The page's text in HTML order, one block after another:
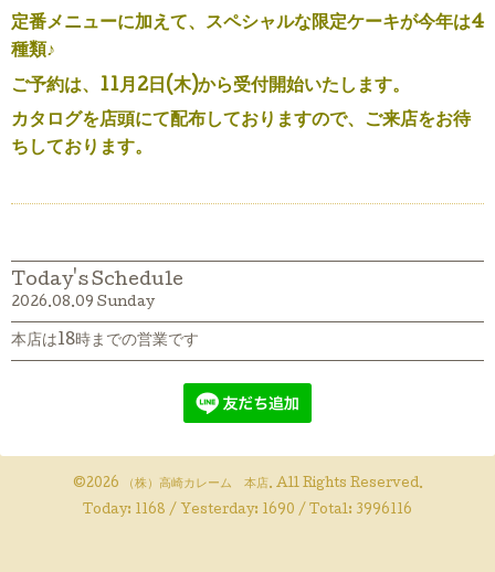
定番メニューに加えて、スペシャルな限定ケーキが今年は4
種類♪
ご予約は、11月2日(木)から受付開始いたします。
カタログを店頭にて配布しておりますので、ご来店をお待
ちしております。
Today's Schedule
2026.08.09 Sunday
本店は18時までの営業です
©2026 （株）高崎カレーム 本店. All Rights Reserved.
Today: 1168 / Yesterday: 1690 / Total: 3996116